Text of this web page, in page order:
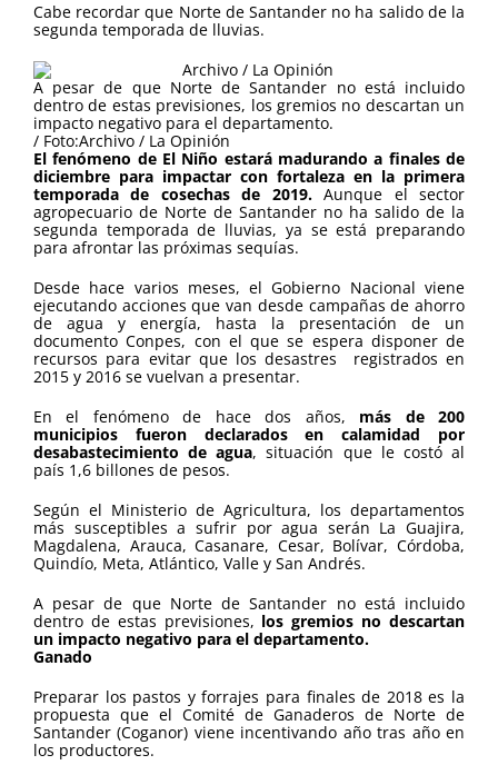
Cabe recordar que Norte de Santander no ha salido de la
segunda temporada de lluvias.
A pesar de que Norte de Santander no está incluido
dentro de estas previsiones, los gremios no descartan un
impacto negativo para el departamento.
/ Foto:Archivo / La Opinión
El fenómeno de El Niño estará madurando a finales de
diciembre para impactar con fortaleza en la primera
temporada de cosechas de 2019.Aunque el sector
agropecuario de Norte de Santander no ha salido de la
segunda temporada de lluvias, ya se está preparando
para afrontar las próximas sequías.
Desde hace varios meses, el Gobierno Nacional viene
ejecutando acciones que van desde campañas de ahorro
de agua y energía, hasta la presentación de un
documento Conpes, con el que se espera disponer de
recursos para evitar que los desastres registrados en
2015 y 2016 se vuelvan a presentar.
En el fenómeno de hace dos años, más de 200
municipios fueron declarados en calamidad por
desabastecimiento de agua, situación que le costó al
país 1,6 billones de pesos.
Según el Ministerio de Agricultura, los departamentos
más susceptibles a sufrir por agua serán La Guajira,
Magdalena, Arauca, Casanare, Cesar, Bolívar, Córdoba,
Quindío, Meta, Atlántico, Valle y San Andrés.
A pesar de que Norte de Santander no está incluido
dentro de estas previsiones, los gremios no descartan
un impacto negativo para el departamento.
Ganado
Preparar los pastos y forrajes para finales de 2018 es la
propuesta que el Comité de Ganaderos de Norte de
Santander (Coganor) viene incentivando año tras año en
los productores.